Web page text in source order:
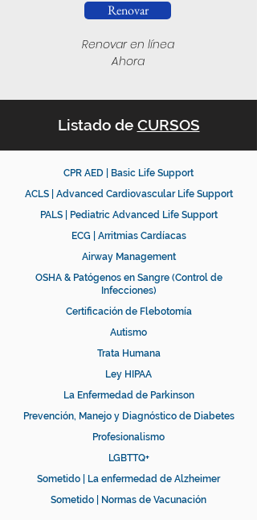
Renovar
Renovar en línea
Ahora
Listado de CURSOS
CPR AED | Basic Life Support
ACLS | Advanced Cardiovascular Life Support
PALS | Pediatric Advanced Life Support
ECG | Arritmias Cardíacas
Airway Management
OSHA & Patógenos en Sangre (Control de
Infecciones)
Certificación de Flebotomía
Autismo
Trata Humana
Ley HIPAA
La Enfermedad de Parkinson
Prevención, Manejo y Diagnóstico de Diabetes
Profesionalismo
LGBTTQ+
Sometido | La enfermedad de Alzheimer
Sometido | Normas de Vacunación